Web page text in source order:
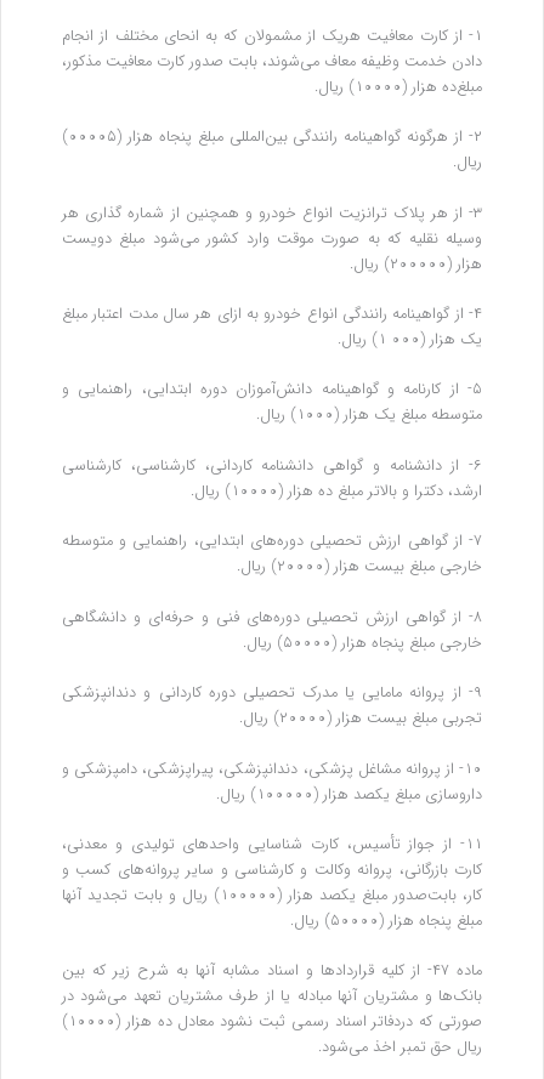
۱- از کارت معافیت هریک از مشمولان که به انحای مختلف از انجام
دادن خدمت وظیفه معاف می‌شوند، بابت صدور کارت معافیت مذکور،
مبلغ‌ده هزار (۱۰۰۰۰) ریال.
۲- از هرگونه گواهینامه رانندگی بین‌المللی مبلغ پنجاه هزار (۰۰۰۰۵)
ریال.
۳- از هر پلاک ترانزیت انواع خودرو و همچنین از شماره گذاری هر
وسیله نقلیه که به صورت موقت وارد کشور می‌شود مبلغ دویست
هزار (۲۰۰۰۰۰) ریال.
۴- از گواهینامه رانندگی انواع خودرو به ازای هر سال مدت اعتبار مبلغ
یک هزار (۰۰۰ ۱) ریال.
۵- از کارنامه و گواهینامه دانش‌آموزان دوره ابتدایی، راهنمایی و
متوسطه مبلغ یک هزار (۱۰۰۰) ریال.
۶- از دانشنامه و گواهی دانشنامه کاردانی، کارشناسی، کارشناسی
ارشد، دکترا و بالاتر مبلغ ده هزار (۱۰۰۰۰) ریال.
۷- از گواهی ارزش تحصیلی دوره‌های ابتدایی، راهنمایی و متوسطه
خارجی مبلغ بیست هزار (۲۰۰۰۰) ریال.
۸- از گواهی ارزش تحصیلی دوره‌های فنی و حرفه‌ای و دانشگاهی
خارجی مبلغ پنجاه هزار (۵۰۰۰۰) ریال.
۹- از پروانه مامایی یا مدرک تحصیلی دوره کاردانی و دندانپزشکی
تجربی مبلغ بیست هزار (۲۰۰۰۰) ریال.
۱۰- از پروانه مشاغل پزشکی، دندانپزشکی، پیراپزشکی، دامپزشکی و
داروسازی مبلغ یکصد هزار (۱۰۰۰۰۰) ریال.
۱۱- از جواز تأسیس، کارت شناسایی واحدهای تولیدی و معدنی،
کارت بازرگانی، پروانه وکالت و کارشناسی و سایر پروانه‌های کسب و
کار، بابت‌صدور مبلغ یکصد هزار (۱۰۰۰۰۰) ریال و بابت تجدید آنها
مبلغ پنجاه هزار (۵۰۰۰۰) ریال.
ماده ۴۷- از کلیه قراردادها و اسناد مشابه آنها به شرح زیر که بین
بانک‌ها و مشتریان آنها مبادله یا از طرف مشتریان تعهد می‌شود در
صورتی که در‌دفاتر اسناد رسمی ثبت نشود معادل ده هزار (۱۰۰۰۰)
ریال حق تمبر اخذ می‌شود.